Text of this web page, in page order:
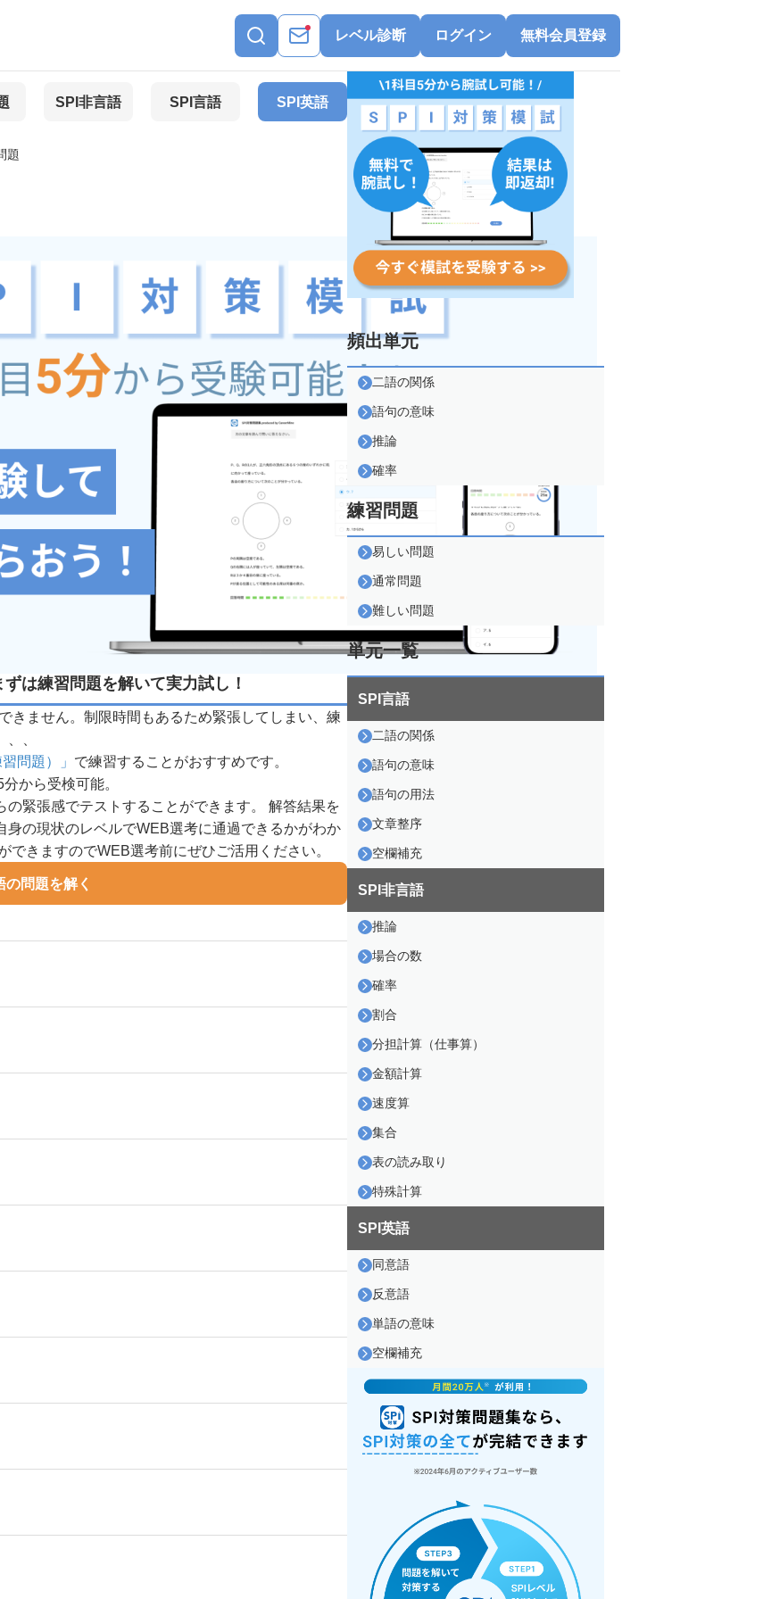
レベル診断 ログイン 無料会員登録
SPI非言語 SPI言語 SPI英語
題
は練習問題を解いて実力試し！
きません。制限時間もあるため緊張してしまい、練
、
問題）」 で練習することがおすすめです。
から受検可能。
緊張感でテストすることができます。 解答結果を
身の現状のレベルでWEB選考に通過できるかがわか
できますのでWEB選考前にぜひご活用ください。
の問題を解く
頻出単元
二語の関係
語句の意味
推論
確率
練習問題
易しい問題
通常問題
難しい問題
単元一覧
SPI言語
二語の関係
語句の意味
語句の用法
文章整序
空欄補充
SPI非言語
推論
場合の数
確率
割合
分担計算（仕事算）
金額計算
速度算
集合
表の読み取り
特殊計算
SPI英語
同意語
反意語
単語の意味
空欄補充